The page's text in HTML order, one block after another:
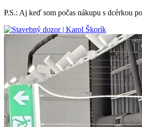
P.S.: Aj keď som počas nákupu s dcérkou